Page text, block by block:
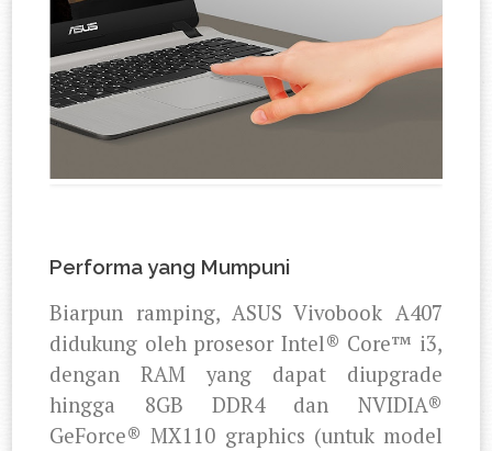
Performa yang Mumpuni
Biarpun ramping, ASUS Vivobook A407
didukung oleh prosesor Intel® Core™ i3,
dengan RAM yang dapat diupgrade
hingga 8GB DDR4 dan NVIDIA®
GeForce® MX110 graphics (untuk model